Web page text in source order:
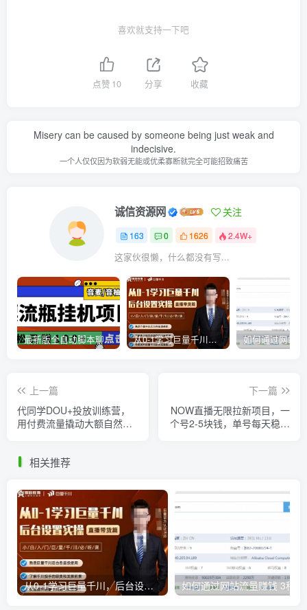
喜欢就支持一下吧
点赞 10 分享 收藏
Misery can be caused by someone being just weak and
indecisive.
一个人仅仅因为软弱无能或优柔寡断就完全可能招致痛苦
诚信资源网 关注
163 0 1626 2.4W+
这家伙很懒，什么都没有写...
最新版全自动脚本聊天挂机漂流瓶项目，单窗口稳定每天收益100+ 从0-1学习巨量千川，后台设置实操，直播带货篇，新手小白入门千川必听课
上一篇
代同学DOU+投放训练营，
用付费流量撬动大额自然流
下一篇
NOW直播无限拉新项目，一
个号2-5块钱，单号每天稳定
相关推荐
从0-1学习巨量千川，后台设置实操，直播带货篇，新手小白入门千川必听课